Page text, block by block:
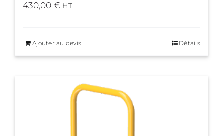
430,00 € HT
Ajouter au devis Détails